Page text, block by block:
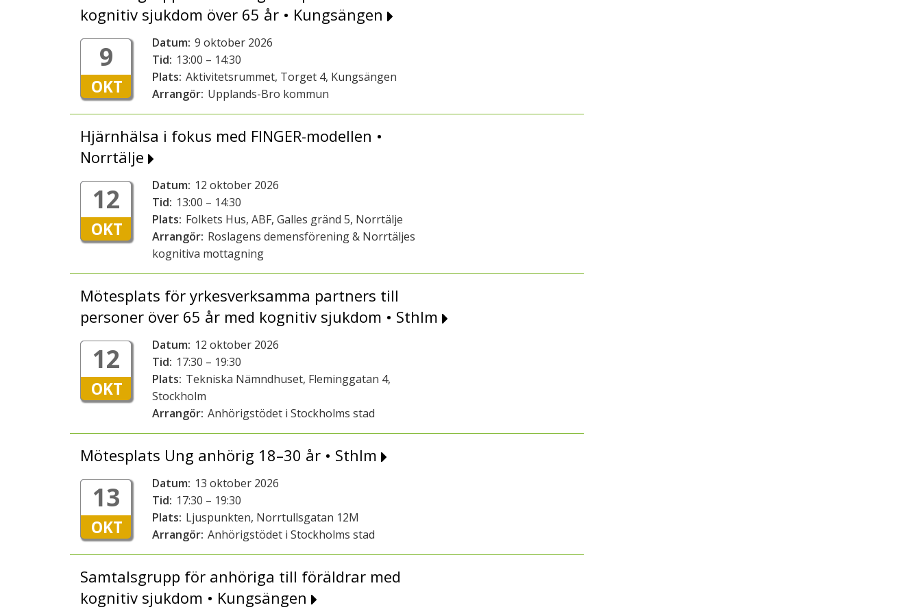
kognitiv sjukdom över 65 år • Kungsängen
9
OKT
Datum: 9 oktober 2026
Tid: 13:00 – 14:30
Plats: Aktivitetsrummet, Torget 4, Kungsängen
Arrangör: Upplands-Bro kommun
Hjärnhälsa i fokus med FINGER-modellen •
Norrtälje
12
OKT
Datum: 12 oktober 2026
Tid: 13:00 – 14:30
Plats: Folkets Hus, ABF, Galles gränd 5, Norrtälje
Arrangör: Roslagens demensförening & Norrtäljes
kognitiva mottagning
Mötesplats för yrkesverksamma partners till
personer över 65 år med kognitiv sjukdom • Sthlm
12
OKT
Datum: 12 oktober 2026
Tid: 17:30 – 19:30
Plats: Tekniska Nämndhuset, Fleminggatan 4,
Stockholm
Arrangör: Anhörigstödet i Stockholms stad
Mötesplats Ung anhörig 18–30 år • Sthlm
13
OKT
Datum: 13 oktober 2026
Tid: 17:30 – 19:30
Plats: Ljuspunkten, Norrtullsgatan 12M
Arrangör: Anhörigstödet i Stockholms stad
Samtalsgrupp för anhöriga till föräldrar med
kognitiv sjukdom • Kungsängen